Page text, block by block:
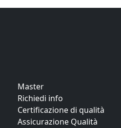
Master
Richiedi info
Certificazione di qualità
Assicurazione Qualità